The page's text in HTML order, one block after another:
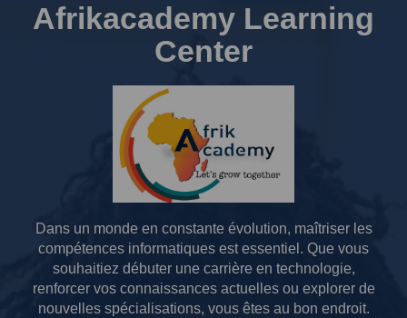
Afrikacademy Learning
Center
Dans un monde en constante évolution, maîtriser les
compétences informatiques est essentiel. Que vous
souhaitiez débuter une carrière en technologie,
renforcer vos connaissances actuelles ou explorer de
nouvelles spécialisations, vous êtes au bon endroit.